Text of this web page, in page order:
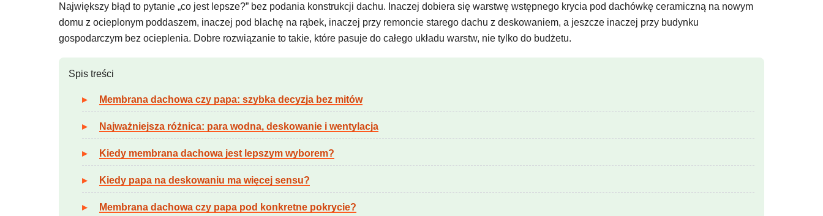
Największy błąd to pytanie „co jest lepsze?” bez podania konstrukcji dachu. Inaczej dobiera się warstwę wstępnego krycia pod dachówkę ceramiczną na nowym
domu z ocieplonym poddaszem, inaczej pod blachę na rąbek, inaczej przy remoncie starego dachu z deskowaniem, a jeszcze inaczej przy budynku
gospodarczym bez ocieplenia. Dobre rozwiązanie to takie, które pasuje do całego układu warstw, nie tylko do budżetu.
Spis treści
Membrana dachowa czy papa: szybka decyzja bez mitów
Najważniejsza różnica: para wodna, deskowanie i wentylacja
Kiedy membrana dachowa jest lepszym wyborem?
Kiedy papa na deskowaniu ma więcej sensu?
Membrana dachowa czy papa pod konkretne pokrycie?